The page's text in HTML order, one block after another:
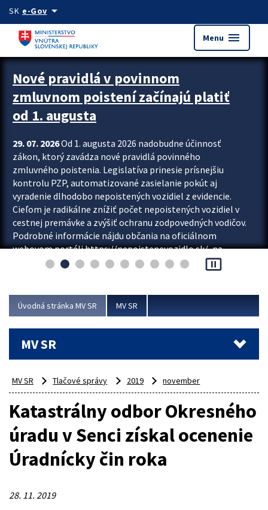
Preskocit na hlavný obsah
SK e-Govarrow_drop_down
Menu menu
Zastavit automatický posun upútavok
Nové pravidlá v povinnom
zmluvnom poistení začínajú platiť
od 1. augusta
29. 07. 2026Od 1. augusta 2026 nadobudne účinnosť
zákon, ktorý zavádza nové pravidlá povinného
zmluvného poistenia. Legislatíva prinesie prísnejšiu
kontrolu PZP, automatizované zasielanie pokút aj
vyradenie dlhodobo nepoistených vozidiel z evidencie.
Cieľom je radikálne znížiť počet nepoistených vozidiel v
cestnej premávke a zvýšiť ochranu zodpovedných vodičov.
Podrobné informácie nájdu občania na oficiálnom
webovom portáli https://nepoistenevozidlo.sk/, na
ktorom od augusta pribudne aj možnosť overiť si...
pause_presentation
Úvodná stránka MV SR MV SR
MV SR
MV SR Tlačové správy 2019 november
Katastrálny odbor Okresného
úradu v Senci získal ocenenie
Úradnícky čin roka
28. 11. 2019